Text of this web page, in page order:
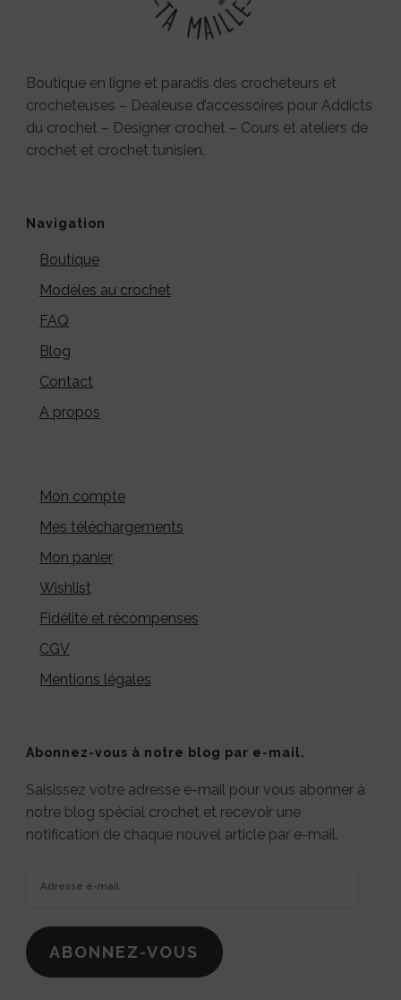
Boutique en ligne et paradis des crocheteurs et
crocheteuses – Dealeuse d’accessoires pour Addicts
du crochet – Designer crochet – Cours et ateliers de
crochet et crochet tunisien.
Navigation
Boutique
Modèles au crochet
FAQ
Blog
Contact
A propos
Mon compte
Mes téléchargements
Mon panier
Wishlist
Fidélité et récompenses
CGV
Mentions légales
Abonnez-vous à notre blog par e-mail.
Saisissez votre adresse e-mail pour vous abonner à
notre blog spécial crochet et recevoir une
notification de chaque nouvel article par e-mail.
ABONNEZ-VOUS